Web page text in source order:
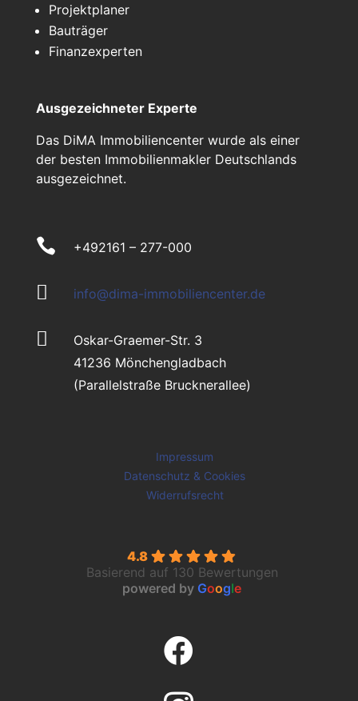
Projektplaner
Bauträger
Finanzexperten
Ausgezeichneter Experte
Das DiMA Immobiliencenter wurde als einer
der besten Immobilienmakler Deutschlands
ausgezeichnet.
 +492161 – 277-000
 info@dima-immobiliencenter.de

Oskar-Graemer-Str. 3
41236 Mönchengladbach
(Parallelstraße Brucknerallee)
Impressum
Datenschutz & Cookies
Widerrufsrecht
4.8
Basierend auf 130 Bewertungen
powered by Google
